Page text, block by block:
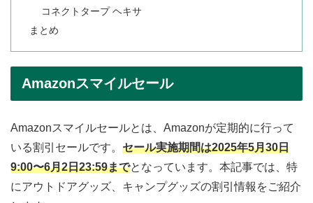
コネクトタープ ヘキサ
まとめ
Amazonスマイルセール
Amazonスマイルセールとは、Amazonが定期的に行って
いる割引セールです。 セール実施期間は2025年5月30日
9:00〜6月2日23:59までとなっています。本記事では、特
にアウトドアグッズ、キャンプグッズの割引情報をご紹介